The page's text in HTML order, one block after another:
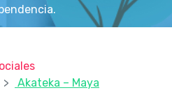
Akateka – Maya